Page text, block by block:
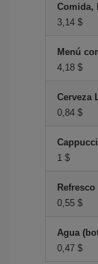
Comida,
3,14 $
Menú
4,18 $
Cerveza
0,84 $
1 $
0,55 $
Agua
0,47 $